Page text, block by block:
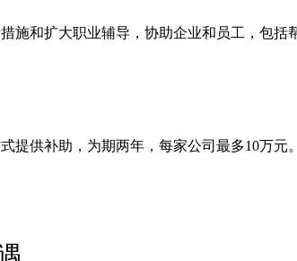
和扩大职业辅导，协助企业和员工，包括
供补助，为期两年，每家公司最多10万元